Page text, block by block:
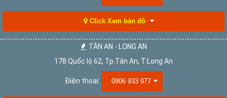
Click Xem bản đồ
TÂN AN - LONG AN
178 Quốc lộ 62, Tp.Tân An, T.Long An
Điện thoại: 0906 933 977